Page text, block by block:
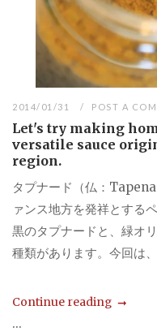
2014/01/31 POST A
Let's try making
versatile sauce
region.
タプナード（仏：
ァンス地方を発祥とする
黒のタプナードと、緑オ
種類があります。今回は
Continue reading
...